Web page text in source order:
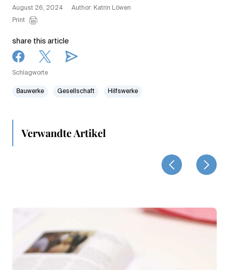
August 26, 2024
Author: Katrin Löwen
Print
share this article
Schlagworte
Bauwerke Gesellschaft Hilfswerke
Verwandte Artikel